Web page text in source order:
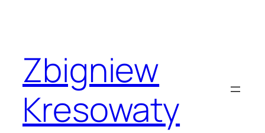
Zbigniew
Kresowaty